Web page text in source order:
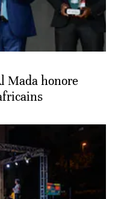
Mada honore